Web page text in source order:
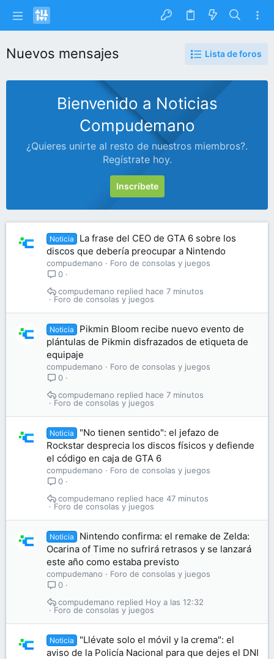
Nuevos mensajes Lista de foros
Bienvenido a Noticias
Compudemano
¿Quieres unirte al resto de nuestros miembros?.
Regístrate hoy.
Inscríbete
Noticia
La frase del CEO de GTA 6 sobre los
discos que debería preocupar a Nintendo
compudemano
Foro de consolas y juegos
0
Foro de consolas y juegos
hace 7 minutos
compudemano
Noticia
Pikmin Bloom recibe nuevo evento de
plántulas de Pikmin disfrazados de etiqueta de
equipaje
compudemano
Foro de consolas y juegos
0
Foro de consolas y juegos
hace 7 minutos
compudemano
Noticia
"No tienen sentido": el jefazo de
Rockstar desprecia los discos físicos y defiende
el código en caja de GTA 6
compudemano
Foro de consolas y juegos
0
Foro de consolas y juegos
hace 47 minutos
compudemano
Noticia
Nintendo confirma: el remake de Zelda:
Ocarina of Time no sufrirá retrasos y se lanzará
este año como estaba previsto
compudemano
Foro de consolas y juegos
0
Foro de consolas y juegos
Hoy a las 12:32
compudemano
Noticia
"Llévate solo el móvil y la crema": el
aviso de la Policía Nacional para que dejes el DNI